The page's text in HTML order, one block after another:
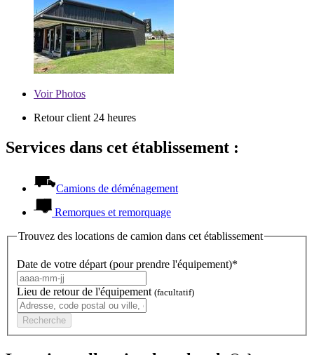
VoirPhotos
Retour client 24 heures
Services dans cet établissement :
Camions de déménagement
Remorques et remorquage
Trouvez des locations de camion dans cet établissement
Date de votre départ (pour prendre l'équipement)*
Lieu de retour de l'équipement (facultatif)
Recherche